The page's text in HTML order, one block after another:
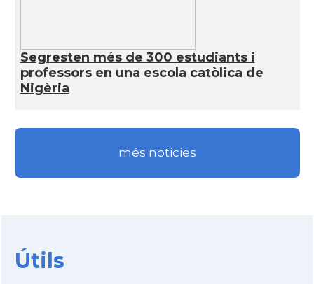
Segresten més de 300 estudiants i
professors en una escola catòlica de
Nigèria
més noticies
Útils